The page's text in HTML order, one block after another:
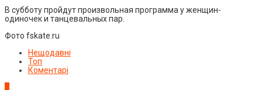
В субботу пройдут произвольная программа у женщин-
одиночек и танцевальных пар.
Фото fskate.ru
Нещодавні
Топ
Коментарі